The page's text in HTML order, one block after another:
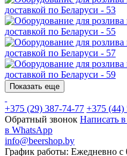
Показать еще
+375 (29) 387-74-77 +375 (44)
Обратный звонок Написать
в WhatsApp
info@beershop.by
График работы: Ежедневно с